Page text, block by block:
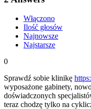
Włączono
Ilość głosów
Najnowsze
Najstarsze
0
Sprawdź sobie klinikę
wyposażone gabinety,
doświadczonych
teraz chodzę tylko na